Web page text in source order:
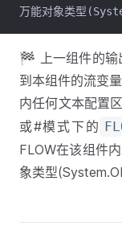
万能对象类型
🏁 上一组件的输
到本组件的流变
内任何文本配置
或#模式下的
FLOW在该组件
象类型